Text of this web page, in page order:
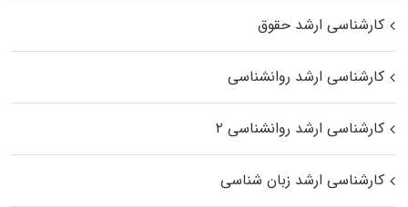
کارشناسی ارشد حقوق
کارشناسی ارشد روانشناسی
کارشناسی ارشد روانشناسی ۲
کارشناسی ارشد زبان شناسی